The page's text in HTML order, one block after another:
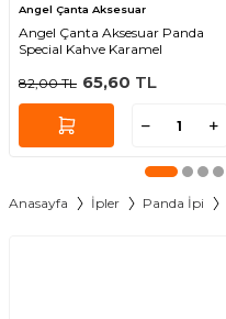
Angel Çanta Aksesuar
Angel Çanta Aksesuar Panda
Special Kahve Karamel
82,00TL 65,60 TL
Anasayfa İpler Panda İpi